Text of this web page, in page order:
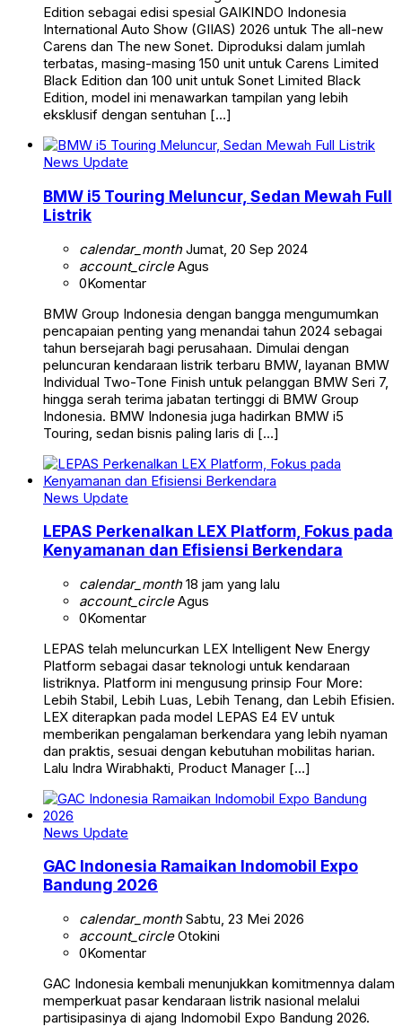
Edition sebagai edisi spesial GAIKINDO Indonesia
International Auto Show (GIIAS) 2026 untuk The all-new
Carens dan The new Sonet. Diproduksi dalam jumlah
terbatas, masing-masing 150 unit untuk Carens Limited
Black Edition dan 100 unit untuk Sonet Limited Black
Edition, model ini menawarkan tampilan yang lebih
eksklusif dengan sentuhan […]
News Update
BMW i5 Touring Meluncur, Sedan Mewah Full
Listrik
calendar_monthJumat, 20 Sep 2024
account_circleAgus
0Komentar
BMW Group Indonesia dengan bangga mengumumkan
pencapaian penting yang menandai tahun 2024 sebagai
tahun bersejarah bagi perusahaan. Dimulai dengan
peluncuran kendaraan listrik terbaru BMW, layanan BMW
Individual Two-Tone Finish untuk pelanggan BMW Seri 7,
hingga serah terima jabatan tertinggi di BMW Group
Indonesia. BMW Indonesia juga hadirkan BMW i5
Touring, sedan bisnis paling laris di […]
News Update
LEPAS Perkenalkan LEX Platform, Fokus pada
Kenyamanan dan Efisiensi Berkendara
calendar_month18 jam yang lalu
account_circleAgus
0Komentar
LEPAS telah meluncurkan LEX Intelligent New Energy
Platform sebagai dasar teknologi untuk kendaraan
listriknya. Platform ini mengusung prinsip Four More:
Lebih Stabil, Lebih Luas, Lebih Tenang, dan Lebih Efisien.
LEX diterapkan pada model LEPAS E4 EV untuk
memberikan pengalaman berkendara yang lebih nyaman
dan praktis, sesuai dengan kebutuhan mobilitas harian.
Lalu Indra Wirabhakti, Product Manager […]
News Update
GAC Indonesia Ramaikan Indomobil Expo
Bandung 2026
calendar_monthSabtu, 23 Mei 2026
account_circleOtokini
0Komentar
GAC Indonesia kembali menunjukkan komitmennya dalam
memperkuat pasar kendaraan listrik nasional melalui
partisipasinya di ajang Indomobil Expo Bandung 2026.